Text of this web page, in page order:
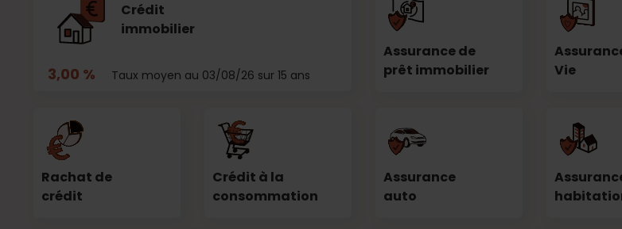
Crédit
immobilier
3,00 % Taux moyen au 03/08/26 sur 15 ans
Assurance de
prêt immobilier
Vie
Rachat de
crédit
Crédit à la
consommation
Assurance
auto